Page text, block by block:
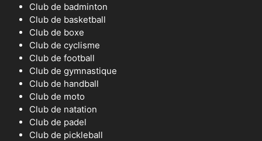
Club de badminton
Club de basketball
Club de boxe
Club de cyclisme
Club de football
Club de gymnastique
Club de handball
Club de moto
Club de natation
Club de padel
Club de pickleball